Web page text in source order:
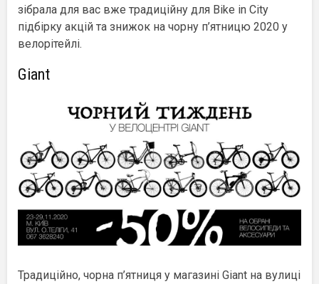
зібрала для вас вже традиційну для Bike in City
підбірку акцій та знижок на чорну п’ятницю 2020 у
велорітейлі.
Giant
Традиційно, чорна п’ятниця у магазині Giant на вулиці